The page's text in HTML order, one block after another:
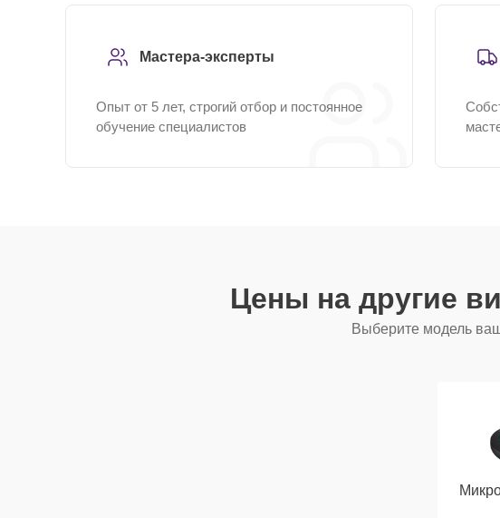
Мастера-эксперты
Опыт от 5 лет, строгий отбор и постоянное
обучение специалистов
Цены на другие
Выберите модель